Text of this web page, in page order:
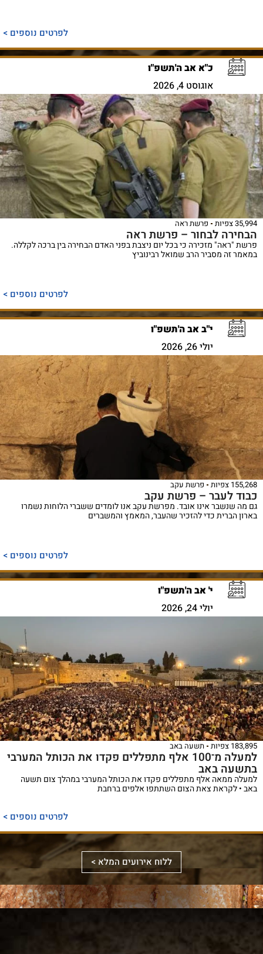
לפרטים נוספים >
כ"א אב ה'תשפ"ו
אוגוסט 4, 2026
35,994 צפיות פרשת ראה
הבחירה לבחור – פרשת ראה
פרשת "ראה" מזכירה כי בכל יום ניצבת בפני האדם הבחירה בין ברכה לקללה.
במאמר זה מסביר הרב שמואל רבינוביץ
לפרטים נוספים >
י"ב אב ה'תשפ"ו
יולי 26, 2026
155,268 צפיות פרשת עקב
כבוד לעבר – פרשת עקב
גם מה שנשבר אינו אובד. מפרשת עקב אנו לומדים ששברי הלוחות נשמרו
בארון הברית כדי להזכיר שהעבר, המאמץ והמשברים
לפרטים נוספים >
י' אב ה'תשפ"ו
יולי 24, 2026
183,895 צפיות תשעה באב
למעלה מ־100 אלף מתפללים פקדו את הכותל המערבי
בתשעה באב
למעלה ממאה אלף מתפללים פקדו את הכותל המערבי במהלך צום תשעה
באב • לקראת צאת הצום השתתפו אלפים ברחבת
לפרטים נוספים >
ללוח אירועים המלא >
ספר
הדינים
והמנהגים
באמצעות
תמונות
וציורים
ספר
מפואר
המשחזר
את